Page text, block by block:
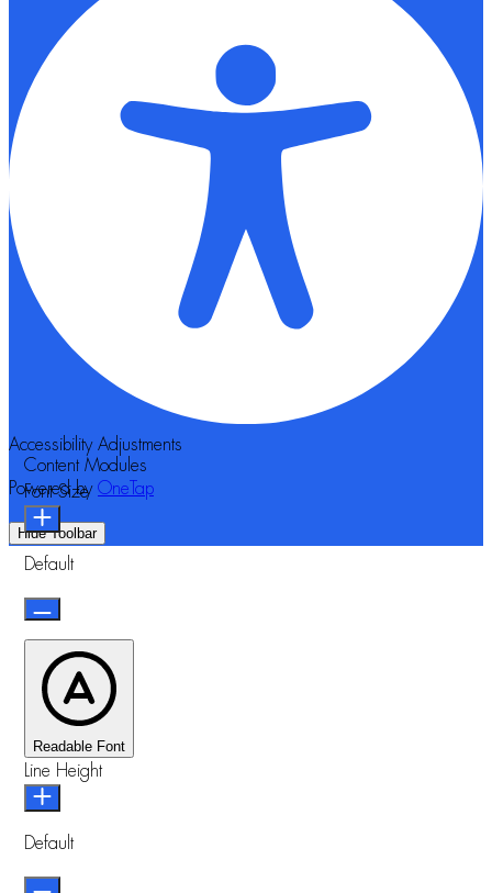
Accessibility Adjustments
Powered by OneTap
Hide Toolbar
Content Modules
Font Size
Default
Readable Font
Line Height
Default